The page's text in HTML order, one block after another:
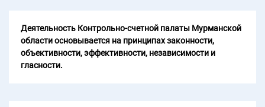
Деятельность Контрольно-счетной палаты Мурманской
области основывается на принципах законности,
объективности, эффективности, независимости и
гласности.